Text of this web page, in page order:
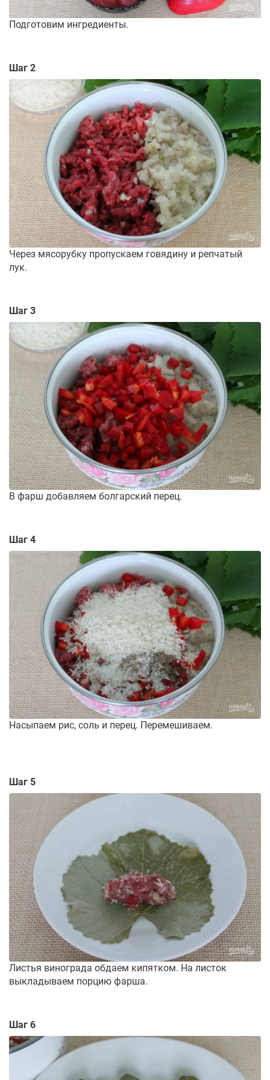
Подготовим ингредиенты.
Шаг 2
Через мясорубку пропускаем говядину и репчатый
лук.
Шаг 3
В фарш добавляем болгарский перец.
Шаг 4
Насыпаем рис, соль и перец. Перемешиваем.
Шаг 5
Листья винограда обдаем кипятком. На листок
выкладываем порцию фарша.
Шаг 6